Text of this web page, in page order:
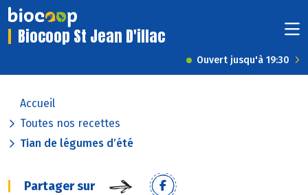
Biocoop St Jean D'illac
Ouvert jusqu'à 19:30
Accueil
Toutes nos recettes
Tian de légumes d’été
Partager sur